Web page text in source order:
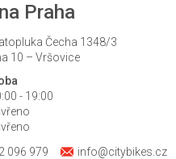
Praha
Čecha 1348/3
10 – Vršovice
- 19:00
096 979
info@citybikes.cz